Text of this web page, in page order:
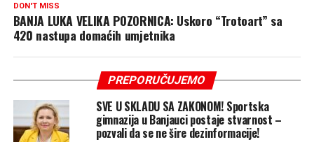
DON'T MISS
BANJA LUKA VELIKA POZORNICA: Uskoro “Trotoart” sa
420 nastupa domaćih umjetnika
PREPORUČUJEMO
SVE U SKLADU SA ZAKONOM! Sportska
gimnazija u Banjauci postaje stvarnost –
pozvali da se ne šire dezinformacije!